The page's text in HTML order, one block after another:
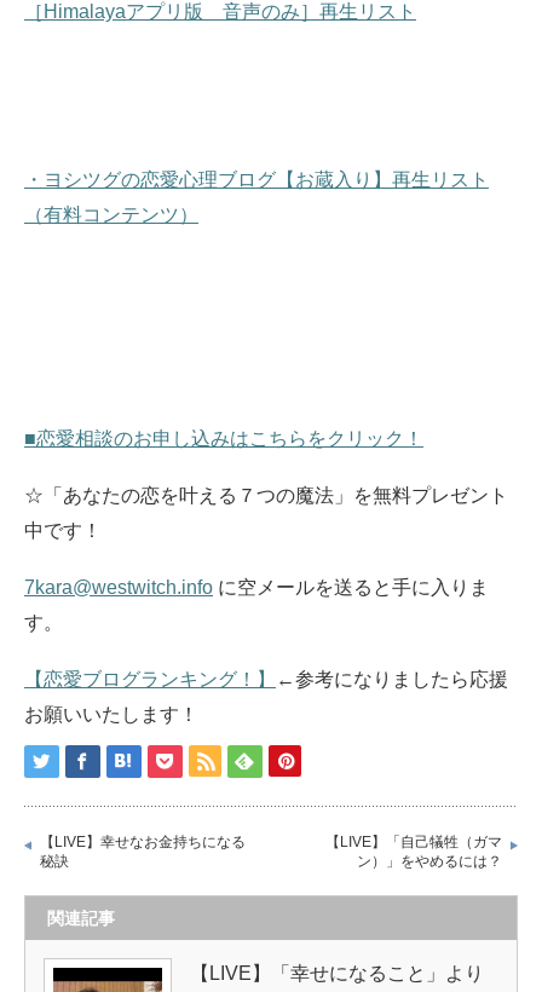
［Himalayaアプリ版 音声のみ］再生リスト
・ヨシツグの恋愛心理ブログ【お蔵入り】再生リスト
（有料コンテンツ）
■恋愛相談のお申し込みはこちらをクリック！
☆「あなたの恋を叶える７つの魔法」を無料プレゼント
中です！
7kara@westwitch.info に空メールを送ると手に入りま
す。
【恋愛ブログランキング！】
←参考になりましたら応援
お願いいたします！
【LIVE】幸せなお金持ちになる
秘訣
【LIVE】「自己犠牲（ガマ
ン）」をやめるには？
関連記事
【LIVE】「幸せになること」より